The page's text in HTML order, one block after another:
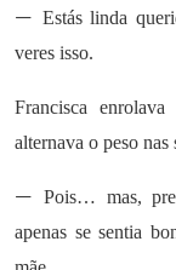
— Estás linda
veres isso.
Francisca
alternava o peso nas
—Pois… mas,
apenas se sentia